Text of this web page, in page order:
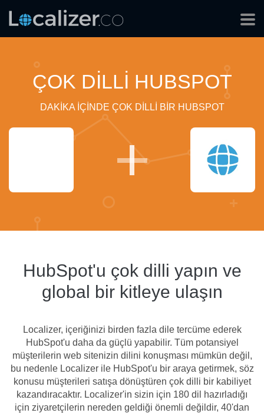
ÇOK DILLI HUBSPOT
DAKIKA IÇINDE ÇOK DILLI BIR HUBSPOT
HubSpot'u çok dilli yapın ve
global bir kitleye ulaşın
Localizer, içeriğinizi birden fazla dile tercüme ederek
HubSpot'u daha da güçlü yapabilir. Tüm potansiyel
müşterilerin web sitenizin dilini konuşması mümkün değil,
bu nedenle Localizer ile HubSpot'u bir araya getirmek, söz
konusu müşterileri satışa dönüştüren çok dilli bir kabiliyet
kazandıracaktır. Localizer'in sizin için 180 dil hazırladığı
için ziyaretçilerin nereden geldiği önemli değildir, 40'dan